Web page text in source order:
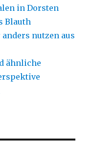
in Dorsten
Blauth
nutzen aus
ähnliche